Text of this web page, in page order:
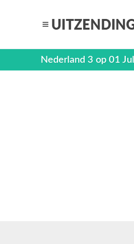
Nederland 3 op 01